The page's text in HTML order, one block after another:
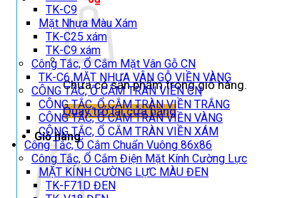
Chưa có sản phẩm trong giỏ hàng.
Quay trở lại cửa hàng
Giỏ hàng
TK-C9
Mặt Nhựa Màu Xám
TK-C25 xám
TK-C9 xám
Công Tắc, Ổ Cắm Mặt Vân Gỗ CN
TK-C6 MẶT NHỰA VÂN GỖ VIỀN VÀNG
CÔNG TẮC, Ổ CẮM TRÀN VIỀN CN
CÔNG TẮC, Ổ CẮM TRÀN VIỀN TRẮNG
CÔNG TẮC, Ổ CẮM TRÀN VIỀN VÀNG
CÔNG TẮC, Ổ CẮM TRÀN VIỀN XÁM
Công Tắc, Ổ Cắm Chuẩn Vuông 86x86
Công Tắc, Ổ Cắm Điện Mặt Kính Cường Lực
MẶT KÍNH CƯỜNG LỰC MÀU ĐEN
TK-F71D ĐEN